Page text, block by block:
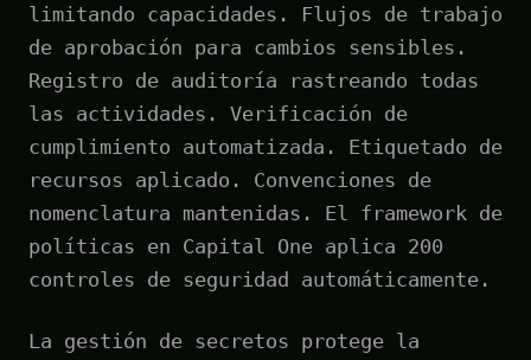
limitando capacidades. Flujos de trabajo
de aprobación para cambios sensibles.
Registro de auditoría rastreando todas
las actividades. Verificación de
cumplimiento automatizada. Etiquetado de
recursos aplicado. Convenciones de
nomenclatura mantenidas. El framework de
políticas en Capital One aplica 200
controles de seguridad automáticamente.
La gestión de secretos protege la